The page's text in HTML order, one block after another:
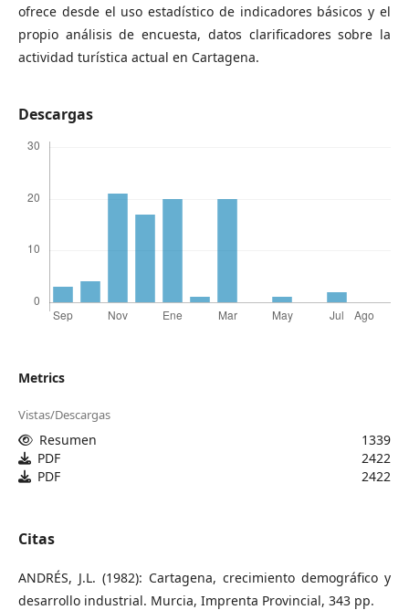
ofrece desde el uso estadístico de indicadores básicos y el
propio análisis de encuesta, datos clarificadores sobre la
actividad turística actual en Cartagena.
Descargas
Metrics
Vistas/Descargas
Resumen
1339
PDF
2422
PDF
2422
Citas
ANDRÉS, J.L. (1982): Cartagena, crecimiento demográfico y
desarrollo industrial. Murcia, Imprenta Provincial, 343 pp.